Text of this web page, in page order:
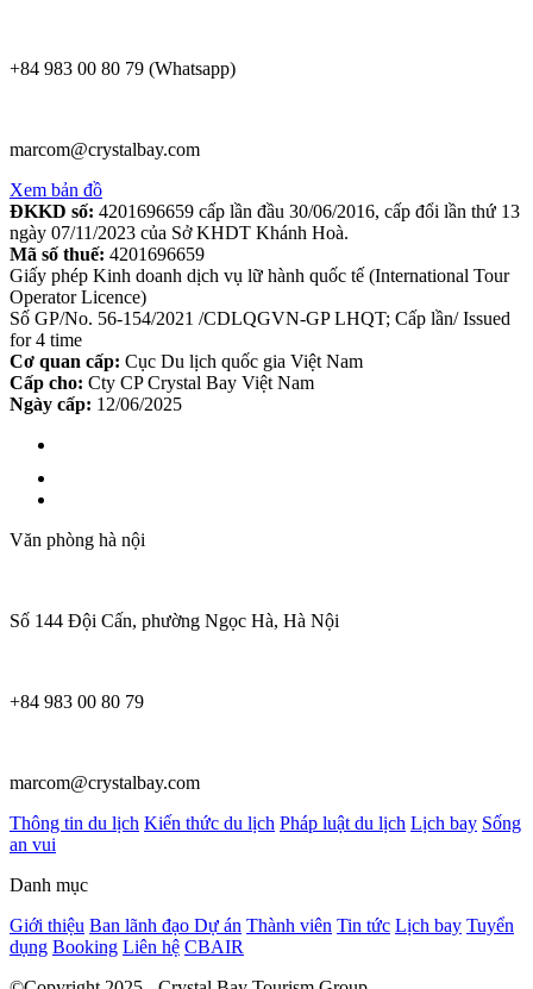
+84 983 00 80 79 (Whatsapp)
marcom@crystalbay.com
Xem bản đồ
ĐKKD số: 4201696659 cấp lần đầu 30/06/2016, cấp đổi lần thứ 13
ngày 07/11/2023 của Sở KHDT Khánh Hoà.
Mã số thuế: 4201696659
Giấy phép Kinh doanh dịch vụ lữ hành quốc tế (International Tour
Operator Licence)
Số GP/No. 56-154/2021 /CDLQGVN-GP LHQT; Cấp lần/ Issued
for 4 time
Cơ quan cấp: Cục Du lịch quốc gia Việt Nam
Cấp cho: Cty CP Crystal Bay Việt Nam
Ngày cấp: 12/06/2025
Văn phòng hà nội
Số 144 Đội Cấn, phường Ngọc Hà, Hà Nội
+84 983 00 80 79
marcom@crystalbay.com
Thông tin du lịch Kiến thức du lịch Pháp luật du lịch Lịch bay Sống
an vui
Danh mục
Giới thiệu Ban lãnh đạo Dự án Thành viên Tin tức Lịch bay Tuyển
dụng Booking Liên hệ CBAIR